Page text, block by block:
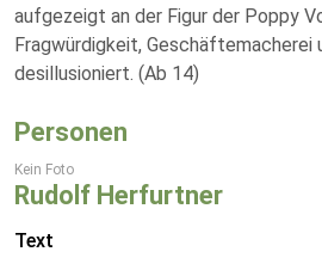
aufgezeigt an der Figur der Poppy
Fragwürdigkeit, Geschäftemacherei
desillusioniert. (Ab 14)
Personen
Kein Foto
Rudolf Herfurtner
Text